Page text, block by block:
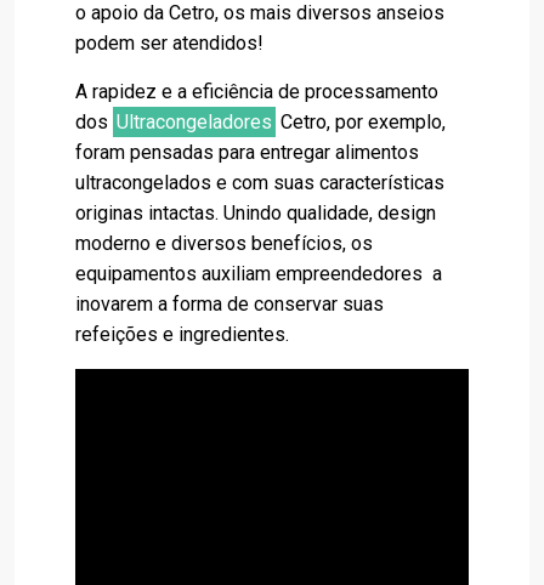
o apoio da Cetro, os mais diversos anseios
podem ser atendidos!
A rapidez e a eficiência de processamento
dos Ultracongeladores Cetro, por exemplo,
foram pensadas para entregar alimentos
ultracongelados e com suas características
originas intactas. Unindo qualidade, design
moderno e diversos benefícios, os
equipamentos auxiliam empreendedores a
inovarem a forma de conservar suas
refeições e ingredientes.